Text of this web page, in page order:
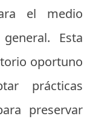
el medio
Esta
oportuno
prácticas
preservar